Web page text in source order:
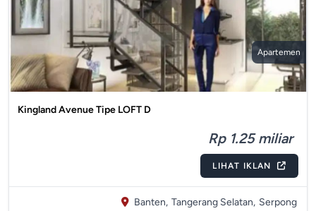
Apartemen
Kingland Avenue Tipe LOFT D
Rp 1.25 miliar
LIHAT IKLAN
Banten, Tangerang Selatan, Serpong